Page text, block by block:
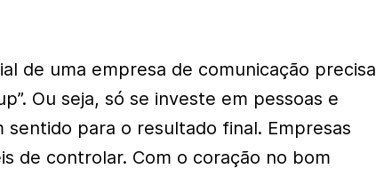
de uma empresa de comunicação precisa
Ou seja, só se investe em pessoas e
sentido para o resultado final. Empresas
de controlar. Com o coração no bom